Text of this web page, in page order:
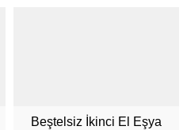
Beştelsiz İkinci El Eşya